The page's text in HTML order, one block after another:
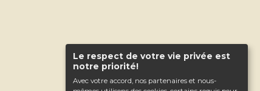
Le respect de votre vie privée est
notre priorité!
Avec votre accord, nos partenaires et nous-